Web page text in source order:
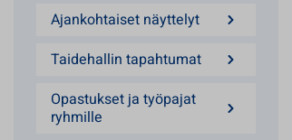
Ajankohtaiset näyttelyt
Taidehallin tapahtumat
Opastukset ja työpajat
ryhmille